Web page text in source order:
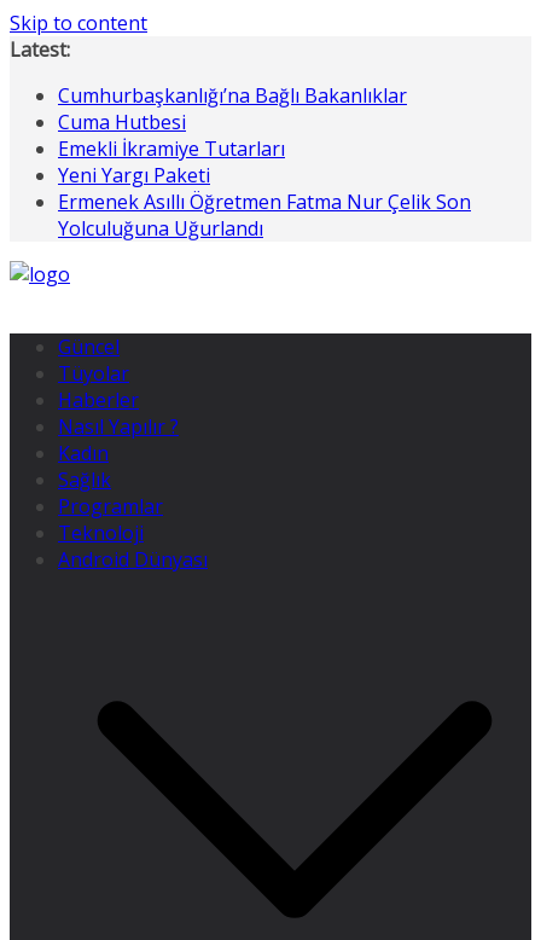
Skip to content
Latest:
Cumhurbaşkanlığı’na Bağlı Bakanlıklar
Cuma Hutbesi
Emekli İkramiye Tutarları
Yeni Yargı Paketi
Ermenek Asıllı Öğretmen Fatma Nur Çelik Son
Yolculuğuna Uğurlandı
Güncel
Tüyolar
Haberler
Nasıl Yapılır ?
Kadın
Sağlık
Programlar
Teknoloji
Android Dünyası